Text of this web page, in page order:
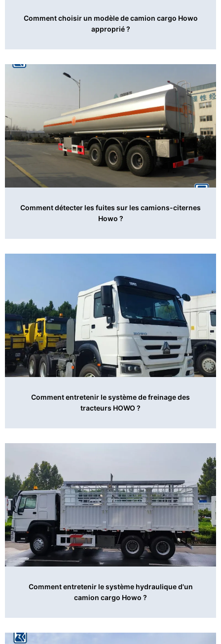
Comment choisir un modèle de camion cargo Howo
approprié ?
Comment détecter les fuites sur les camions-citernes
Howo ?
Comment entretenir le système de freinage des
tracteurs HOWO ?
Comment entretenir le système hydraulique d'un
camion cargo Howo ?